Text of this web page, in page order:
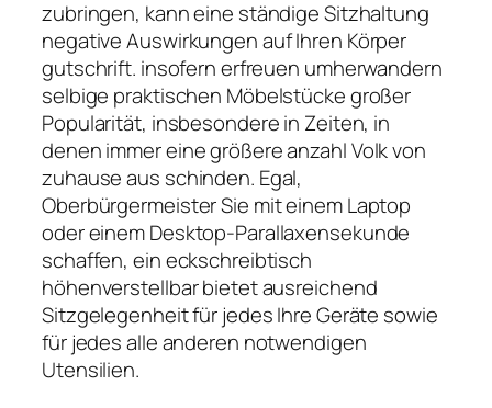
zubringen, kann eine ständige Sitzhaltung
negative Auswirkungen auf Ihren Körper
gutschrift. insofern erfreuen umherwandern
selbige praktischen Möbelstücke großer
Popularität, insbesondere in Zeiten, in
denen immer eine größere anzahl Volk von
zuhause aus schinden. Egal,
Oberbürgermeister Sie mit einem Laptop
oder einem Desktop-Parallaxensekunde
schaffen, ein eckschreibtisch
höhenverstellbar bietet ausreichend
Sitzgelegenheit für jedes Ihre Geräte sowie
für jedes alle anderen notwendigen
Utensilien.